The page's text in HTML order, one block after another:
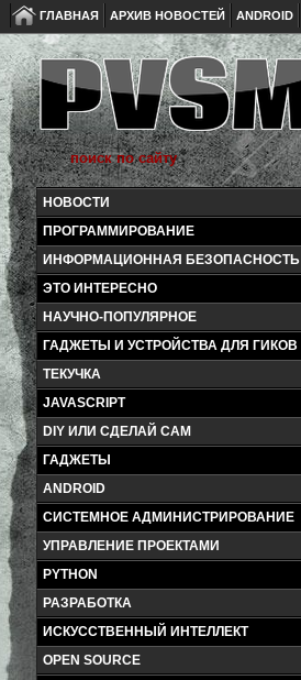
ГЛАВНАЯ АРХИВ НОВОСТЕЙ ANDROID
НОВОСТИ
ПРОГРАММИРОВАНИЕ
ИНФОРМАЦИОННАЯ БЕЗОПАСНОСТЬ
ЭТО ИНТЕРЕСНО
НАУЧНО-ПОПУЛЯРНОЕ
ГАДЖЕТЫ И УСТРОЙСТВА ДЛЯ ГИКОВ
ТЕКУЧКА
JAVASCRIPT
DIY ИЛИ СДЕЛАЙ САМ
ГАДЖЕТЫ
ANDROID
СИСТЕМНОЕ АДМИНИСТРИРОВАНИЕ
УПРАВЛЕНИЕ ПРОЕКТАМИ
PYTHON
РАЗРАБОТКА
ИСКУССТВЕННЫЙ ИНТЕЛЛЕКТ
OPEN SOURCE